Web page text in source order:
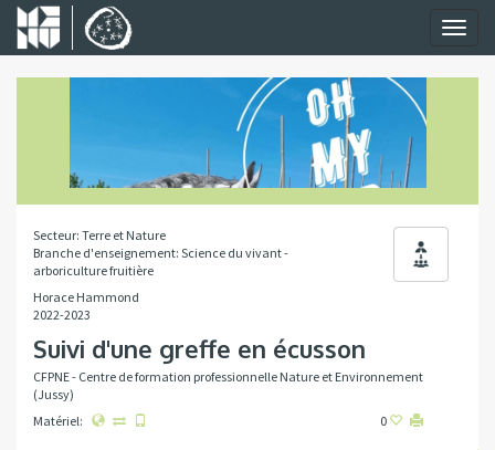
Secteur: Terre et Nature
Branche d'enseignement: Science du vivant -
arboriculture fruitière
Horace Hammond
2022-2023
Suivi d'une greffe en écusson
CFPNE - Centre de formation professionnelle Nature et Environnement
(Jussy)
Matériel:
0